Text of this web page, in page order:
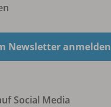
Newsletter anmelden
Social Media